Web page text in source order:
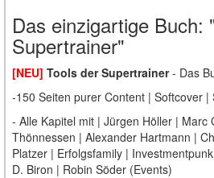
Das einzigartige Buch:
Supertrainer"
[NEU] Tools der Supertrainer- Das
-150 Seiten purer Content | Softcover |
- Alle Kapitel mit | Jürgen Höller | Marc
Thönnessen | Alexander Hartmann |
Platzer | Erfolgsfamily |
D. Biron | Robin Söder (Events)